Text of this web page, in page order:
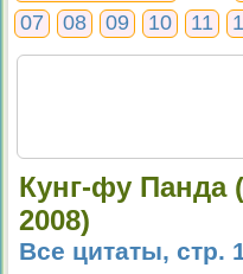
07
08 09 10 11
Кунг-фу Панда
2008)
Все цитаты, стр.